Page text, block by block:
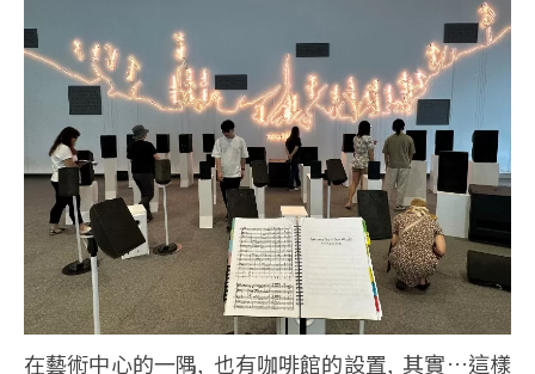
在藝術中心的一隅, 也有咖啡館的設置, 其實…這樣